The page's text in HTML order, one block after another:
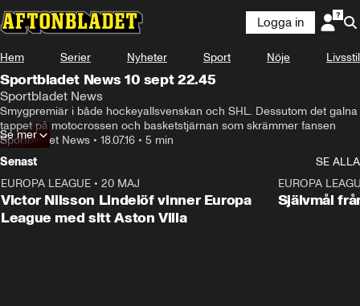
Logga in
Hem Serier Nyheter Sport Nöje Livsstil
Sportbladet News 10 sept 22.45
Sportbladet News
Smygpremiär i både hockeyallsvenskan och SHL. Dessutom det galna
tappet på motocrossen och basketstjärnan som skrämmer fansen
Sportbladet News • 18.07.16 • 5 min
Se mer
Senast
SE ALLA
EUROPA LEAGUE • 20 MAJ
Victor Nilsson Lindelöf vinner Europa
League med sitt Aston Villa
EUROPA
Självmål